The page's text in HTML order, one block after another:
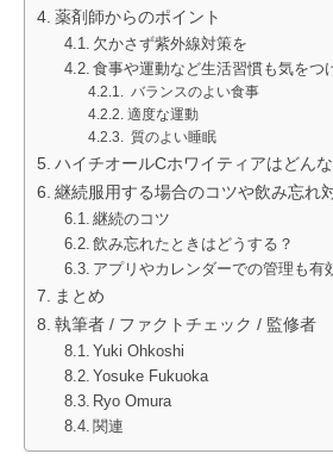
薬剤師からのポイント
欠かさず紫外線対策を
食事や運動など生活習慣も気をつ
バランスのよい食事
適度な運動
質のよい睡眠
ハイチオールCホワイティアはどん
継続服用する場合のコツや飲み忘れ
継続のコツ
飲み忘れたときはどうする？
アプリやカレンダーでの管理も有
まとめ
執筆者 / ファクトチェック / 監修者
Yuki Ohkoshi
Yosuke Fukuoka
Ryo Omura
関連